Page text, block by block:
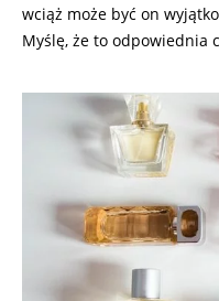
wciąż może być on
Myślę, że to odpowiednia